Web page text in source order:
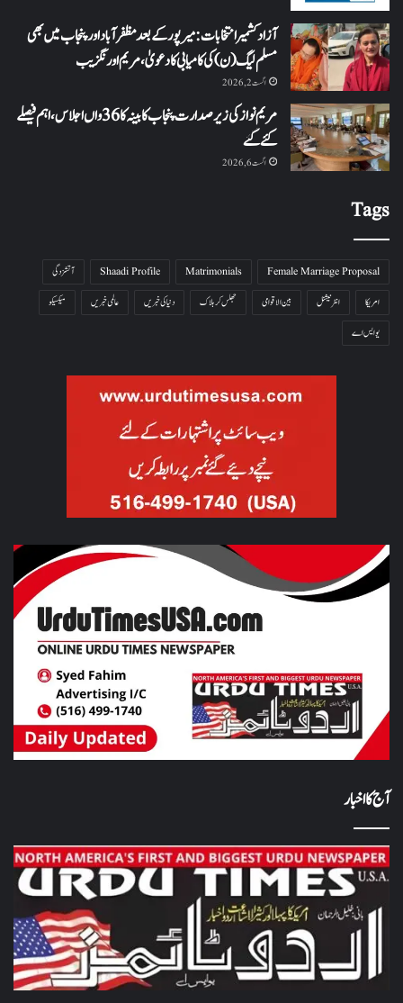
آزاد کشمیر انتخابات: میرپور کے بعد مظفرآباد اور پنجاب میں بھی
مسلم لیگ (ن) کی کامیابی کا دعویٰ، مریم اورنگزیب
اگست 2, 2026
مریم نواز کی زیر صدارت پنجاب کابینہ کا 36واں اجلاس،اہم فیصلے
کئے گئے
اگست 6, 2026
Tags
Female Marriage Proposal
Matrimonials
Shaadi Profile
آتشزدگی
امریکا
انٹرنیشنل بین الاقوامی جھلس کر ہلاک دنیا کی خبریں عالمی خبریں
میکسیکو
یو ایس اے
آج کا اخبار